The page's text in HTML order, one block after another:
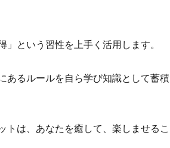
という習性を上手く活用します。
あるルールを自ら学び知識として蓄積
トは、あなたを癒して、楽しませるこ